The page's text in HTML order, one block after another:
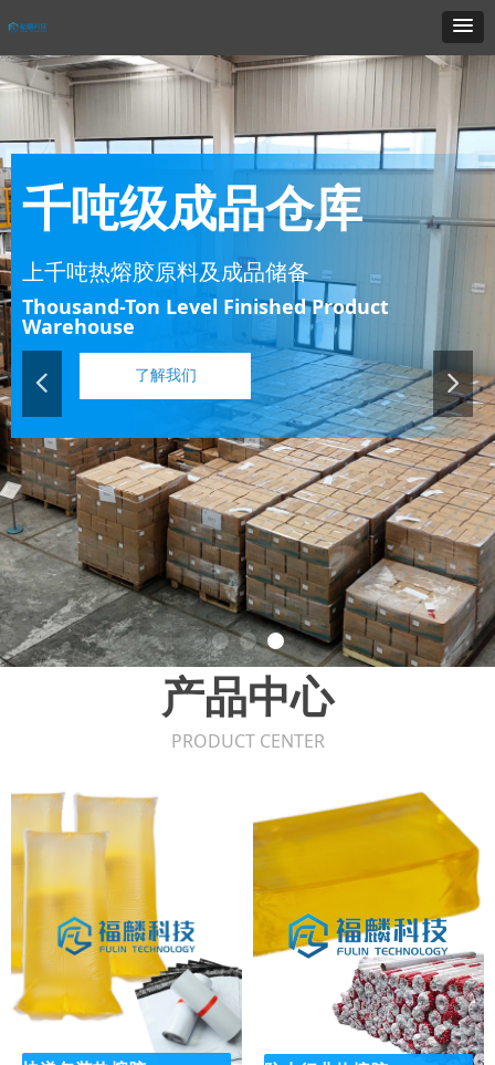
千吨级成品仓库
上千吨热熔胶原料及成品储备
Thousand-Ton Level Finished Product
Warehouse
了解我们
넳 넲
产品中心
PRODUCT CENTER